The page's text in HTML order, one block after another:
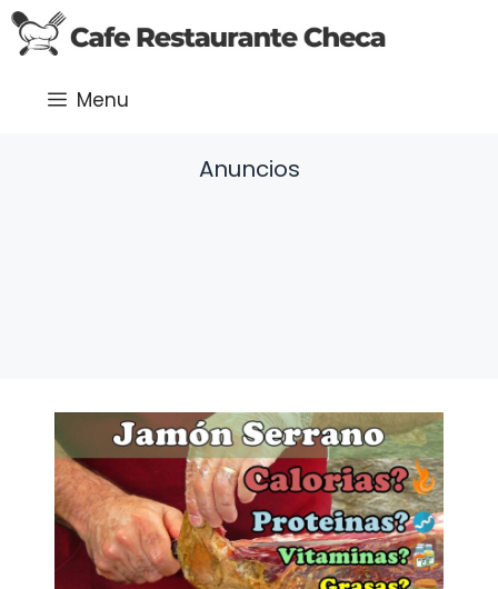
Saltar
al
Menu
Anuncios